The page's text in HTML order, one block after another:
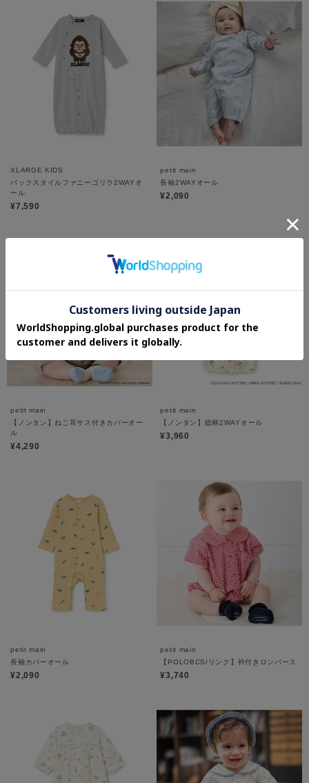
XLARGE KIDS
バックスタイルファニーゴリラ2WAYオ
ール
¥7,590
petit main
長袖2WAYオール
¥2,090
petit main
【ノンタン】ねこ耳サス付きカバーオー
ル
¥4,290
petit main
【ノンタン】総柄2WAYオール
¥3,960
petit main
長袖カバーオール
¥2,090
petit main
【POLOBCS/リンク】衿付きロンパース
¥3,740